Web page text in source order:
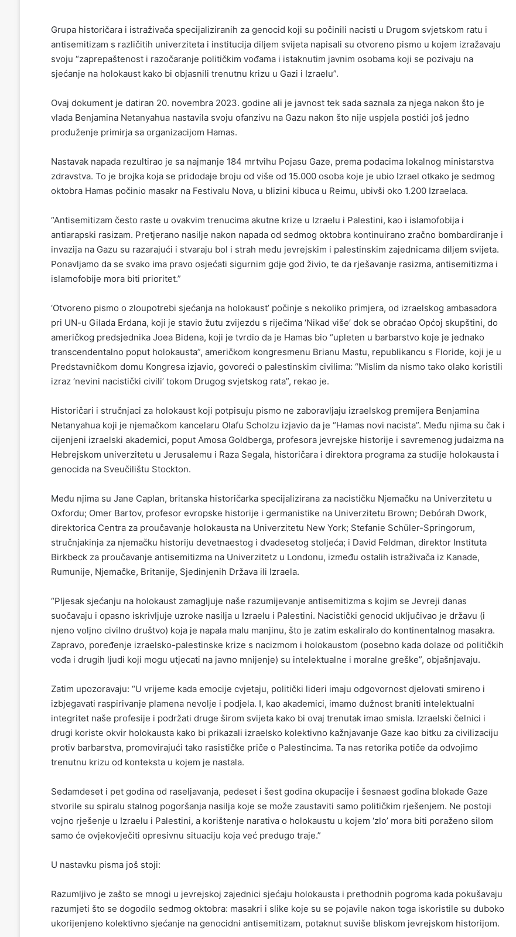
Grupa historičara i istraživača specijaliziranih za genocid koji su počinili nacisti u Drugom svjetskom ratu i
antisemitizam s različitih univerziteta i institucija diljem svijeta napisali su otvoreno pismo u kojem izražavaju
svoju “zaprepaštenost i razočaranje političkim vođama i istaknutim javnim osobama koji se pozivaju na
sjećanje na holokaust kako bi objasnili trenutnu krizu u Gazi i Izraelu”.
Ovaj dokument je datiran 20. novembra 2023. godine ali je javnost tek sada saznala za njega nakon što je
vlada Benjamina Netanyahua nastavila svoju ofanzivu na Gazu nakon što nije uspjela postići još jedno
produženje primirja sa organizacijom Hamas.
Nastavak napada rezultirao je sa najmanje 184 mrtvihu Pojasu Gaze, prema podacima lokalnog ministarstva
zdravstva. To je brojka koja se pridodaje broju od više od 15.000 osoba koje je ubio Izrael otkako je sedmog
oktobra Hamas počinio masakr na Festivalu Nova, u blizini kibuca u Reimu, ubivši oko 1.200 Izraelaca.
“Antisemitizam često raste u ovakvim trenucima akutne krize u Izraelu i Palestini, kao i islamofobija i
antiarapski rasizam. Pretjerano nasilje nakon napada od sedmog oktobra kontinuirano zračno bombardiranje i
invazija na Gazu su razarajući i stvaraju bol i strah među jevrejskim i palestinskim zajednicama diljem svijeta.
Ponavljamo da se svako ima pravo osjećati sigurnim gdje god živio, te da rješavanje rasizma, antisemitizma i
islamofobije mora biti prioritet.”
‘Otvoreno pismo o zloupotrebi sjećanja na holokaust’ počinje s nekoliko primjera, od izraelskog ambasadora
pri UN-u Gilada Erdana, koji je stavio žutu zvijezdu s riječima ‘Nikad više’ dok se obraćao Općoj skupštini, do
američkog predsjednika Joea Bidena, koji je tvrdio da je Hamas bio “upleten u barbarstvo koje je jednako
transcendentalno poput holokausta”, američkom kongresmenu Brianu Mastu, republikancu s Floride, koji je u
Predstavničkom domu Kongresa izjavio, govoreći o palestinskim civilima: “Mislim da nismo tako olako koristili
izraz ‘nevini nacistički civili’ tokom Drugog svjetskog rata”, rekao je.
Historičari i stručnjaci za holokaust koji potpisuju pismo ne zaboravljaju izraelskog premijera Benjamina
Netanyahua koji je njemačkom kancelaru Olafu Scholzu izjavio da je “Hamas novi nacista”. Među njima su čak i
cijenjeni izraelski akademici, poput Amosa Goldberga, profesora jevrejske historije i savremenog judaizma na
Hebrejskom univerzitetu u Jerusalemu i Raza Segala, historičara i direktora programa za studije holokausta i
genocida na Sveučilištu Stockton.
Među njima su Jane Caplan, britanska historičarka specijalizirana za nacističku Njemačku na Univerzitetu u
Oxfordu; Omer Bartov, profesor evropske historije i germanistike na Univerzitetu Brown; Debórah Dwork,
direktorica Centra za proučavanje holokausta na Univerzitetu New York; Stefanie Schüler-Springorum,
stručnjakinja za njemačku historiju devetnaestog i dvadesetog stoljeća; i David Feldman, direktor Instituta
Birkbeck za proučavanje antisemitizma na Univerzitetz u Londonu, između ostalih istraživača iz Kanade,
Rumunije, Njemačke, Britanije, Sjedinjenih Država ili Izraela.
“Pljesak sjećanju na holokaust zamagljuje naše razumijevanje antisemitizma s kojim se Jevreji danas
suočavaju i opasno iskrivljuje uzroke nasilja u Izraelu i Palestini. Nacistički genocid uključivao je državu (i
njeno voljno civilno društvo) koja je napala malu manjinu, što je zatim eskaliralo do kontinentalnog masakra.
Zapravo, poređenje izraelsko-palestinske krize s nacizmom i holokaustom (posebno kada dolaze od političkih
vođa i drugih ljudi koji mogu utjecati na javno mnijenje) su intelektualne i moralne greške”, objašnjavaju.
Zatim upozoravaju: “U vrijeme kada emocije cvjetaju, politički lideri imaju odgovornost djelovati smireno i
izbjegavati raspirivanje plamena nevolje i podjela. I, kao akademici, imamo dužnost braniti intelektualni
integritet naše profesije i podržati druge širom svijeta kako bi ovaj trenutak imao smisla. Izraelski čelnici i
drugi koriste okvir holokausta kako bi prikazali izraelsko kolektivno kažnjavanje Gaze kao bitku za civilizaciju
protiv barbarstva, promovirajući tako rasističke priče o Palestincima. Ta nas retorika potiče da odvojimo
trenutnu krizu od konteksta u kojem je nastala.
Sedamdeset i pet godina od raseljavanja, pedeset i šest godina okupacije i šesnaest godina blokade Gaze
stvorile su spiralu stalnog pogoršanja nasilja koje se može zaustaviti samo političkim rješenjem. Ne postoji
vojno rješenje u Izraelu i Palestini, a korištenje narativa o holokaustu u kojem ‘zlo’ mora biti poraženo silom
samo će ovjekovječiti opresivnu situaciju koja već predugo traje.”
U nastavku pisma još stoji:
Razumljivo je zašto se mnogi u jevrejskoj zajednici sjećaju holokausta i prethodnih pogroma kada pokušavaju
razumjeti što se dogodilo sedmog oktobra: masakri i slike koje su se pojavile nakon toga iskoristile su duboko
ukorijenjeno kolektivno sjećanje na genocidni antisemitizam, potaknut suviše bliskom jevrejskom historijom.